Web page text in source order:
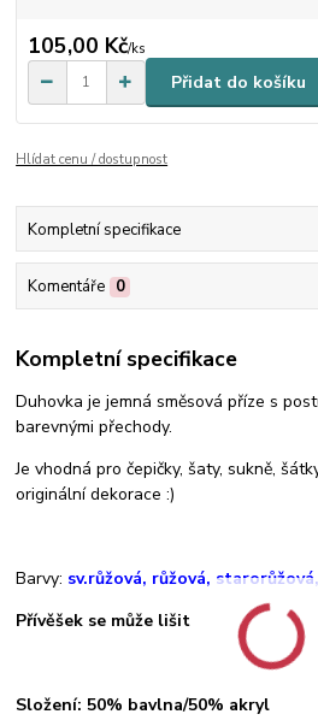
105,00 Kč/ks
Přidat do košíku
Hlídat cenu / dostupnost
Kompletní specifikace
Komentáře 0
Kompletní specifikace
Duhovka je jemná směsová příze s
barevnými přechody.
Je vhodná pro čepičky, šaty, sukně,
originální dekorace :)
Barvy: sv.růžová, růžová,
Přívěšek se může lišit
Složení: 50% bavlna/50% akryl